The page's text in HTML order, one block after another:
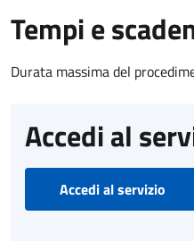
Tempi e
Durata massima del
Accedi al
Accedi al servizio